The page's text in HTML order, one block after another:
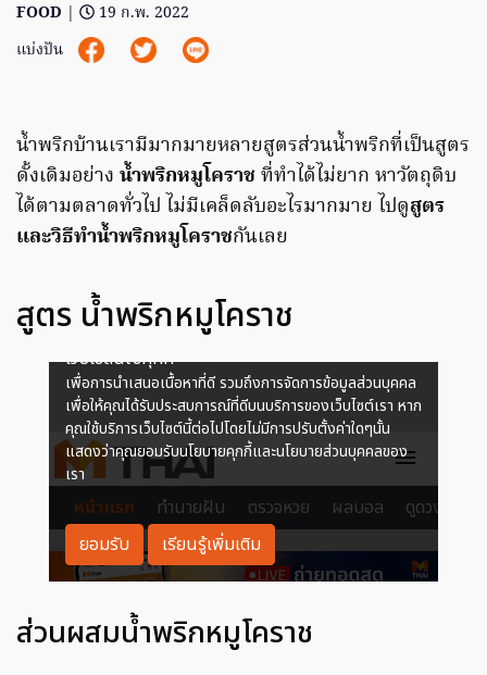
FOOD |
19 ก.พ. 2022
แบ่งปัน
น้ำพริกบ้านเรามีมากมายหลายสูตรส่วนน้ำพริกที่เป็นสูตร
ดั้งเดิมอย่าง น้ำพริกหมูโคราชที่ทำได้ไม่ยาก หาวัตถุดิบ
ได้ตามตลาดทั่วไป ไม่มีเคล็ดลับอะไรมากมาย ไปดูสูตร
และวิธีทำน้ำพริกหมูโคราชกันเลย
สูตร น้ำพริกหมูโคราช
ส่วนผสมน้ำพริกหมูโคราช